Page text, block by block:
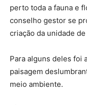
perto toda a fauna e
conselho gestor se
criação da unidade
Para alguns deles foi
paisagem
meio ambiente.